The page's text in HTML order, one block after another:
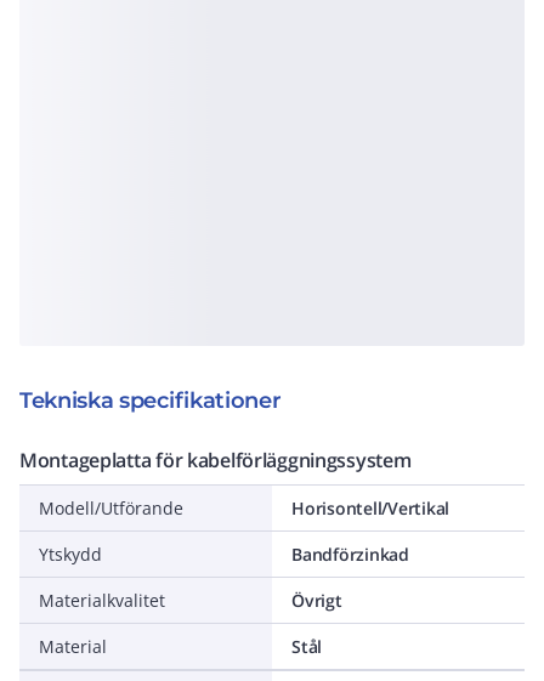
Tekniska specifikationer
Montageplatta för kabelförläggningssystem
Modell/Utförande
Horisontell/Vertikal
Ytskydd
Bandförzinkad
Materialkvalitet
Övrigt
Material
Stål